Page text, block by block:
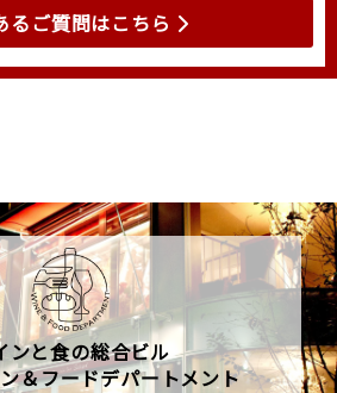
るご質問はこちら
ンと食の総合ビル
＆フードデパートメント